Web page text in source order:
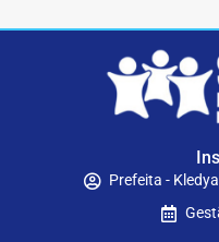
Prefeita -